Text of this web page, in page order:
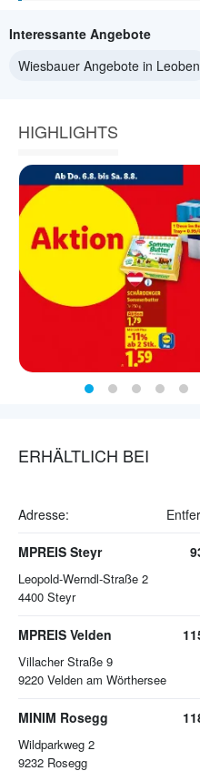
Interessante Angebote
Wiesbauer Angebote in Leoben
HIGHLIGHTS
ERHÄLTLICH BEI
Adresse:
MPREIS Steyr
Leopold-Werndl-Straße 2
4400 Steyr
MPREIS Velden
Villacher Straße 9
9220 Velden am Wörthersee
MINIM Rosegg
Wildparkweg 2
9232 Rosegg